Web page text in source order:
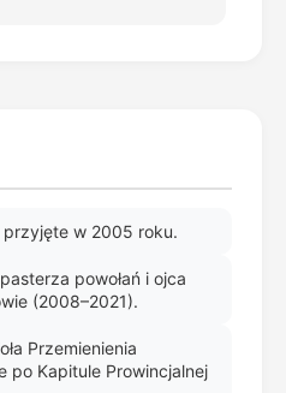
przyjęte w 2005 roku.
powołań i ojca
(2008–2021).
Przemienienia
po Kapitule Prowincjalnej